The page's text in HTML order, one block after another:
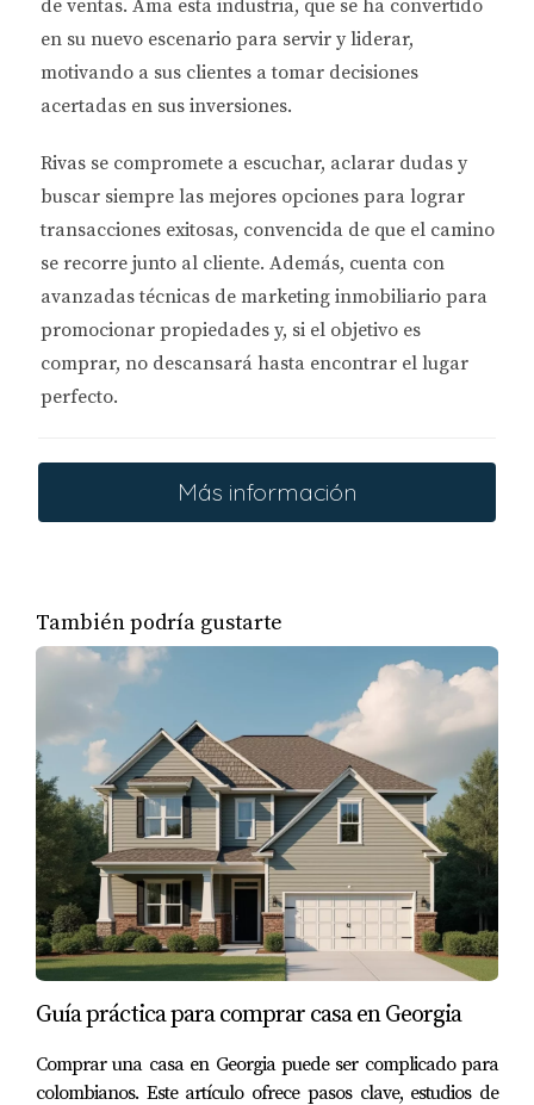
de ventas. Ama esta industria, que se ha convertido
en su nuevo escenario para servir y liderar,
motivando a sus clientes a tomar decisiones
acertadas en sus inversiones.
Rivas se compromete a escuchar, aclarar dudas y
buscar siempre las mejores opciones para lograr
transacciones exitosas, convencida de que el camino
se recorre junto al cliente. Además, cuenta con
avanzadas técnicas de marketing inmobiliario para
promocionar propiedades y, si el objetivo es
comprar, no descansará hasta encontrar el lugar
perfecto.
Más información
También podría gustarte
Guía práctica para comprar casa en Georgia
Comprar una casa en Georgia puede ser complicado para
colombianos. Este artículo ofrece pasos clave, estudios de